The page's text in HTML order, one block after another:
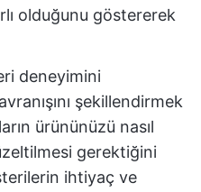
olduğunu göstererek
deneyimini
şekillendirmek
ürününüzü nasıl
gerektiğini
ihtiyaç ve